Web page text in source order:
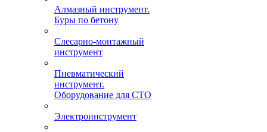
Алмазный инструмент.
Буры по бетону
Слесарно-монтажный
инструмент
Пневматический
инструмент.
Оборудование для СТО
Электроинструмент